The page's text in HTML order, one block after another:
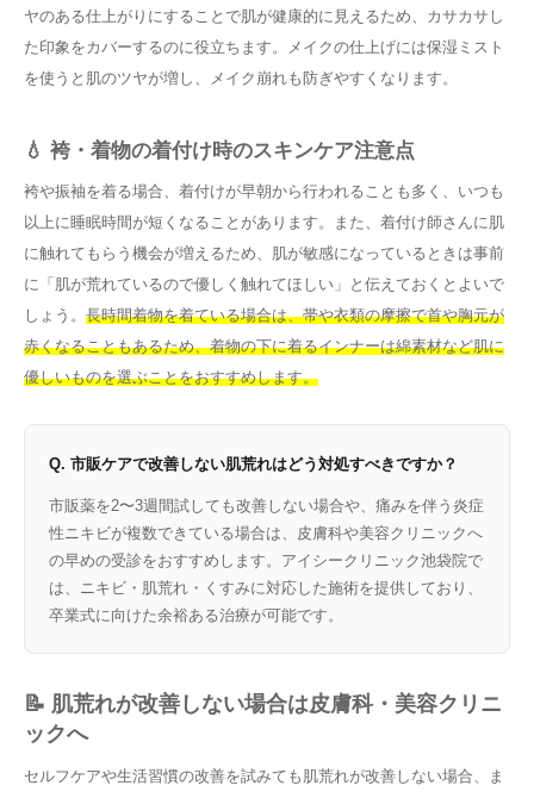
ヤのある仕上がりにすることで肌が健康的に見えるため、カサカサし
た印象をカバーするのに役立ちます。メイクの仕上げには保湿ミスト
を使うと肌のツヤが増し、メイク崩れも防ぎやすくなります。
💧 袴・着物の着付け時のスキンケア注意点
袴や振袖を着る場合、着付けが早朝から行われることも多く、いつも
以上に睡眠時間が短くなることがあります。また、着付け師さんに肌
に触れてもらう機会が増えるため、肌が敏感になっているときは事前
に「肌が荒れているので優しく触れてほしい」と伝えておくとよいで
しょう。 長時間着物を着ている場合は、帯や衣類の摩擦で首や胸元が
赤くなることもあるため、着物の下に着るインナーは綿素材など肌に
優しいものを選ぶことをおすすめします。
Q. 市販ケアで改善しない肌荒れはどう対処すべきですか？
市販薬を2〜3週間試しても改善しない場合や、痛みを伴う炎症
性ニキビが複数できている場合は、皮膚科や美容クリニックへ
の早めの受診をおすすめします。アイシークリニック池袋院で
は、ニキビ・肌荒れ・くすみに対応した施術を提供しており、
卒業式に向けた余裕ある治療が可能です。
📝 肌荒れが改善しない場合は皮膚科・美容クリニ
ックへ
セルフケアや生活習慣の改善を試みても肌荒れが改善しない場合、ま